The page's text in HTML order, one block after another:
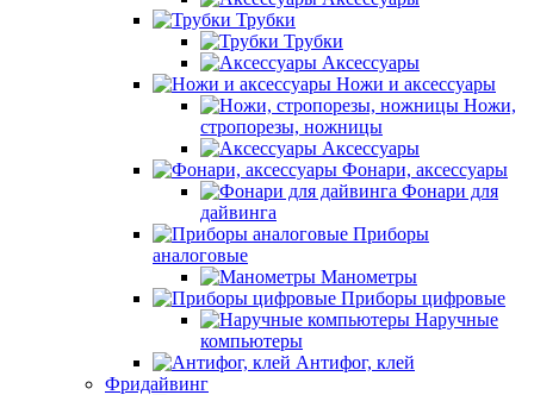
Трубки
Трубки
Аксессуары
Ножи и аксессуары
Ножи,
стропорезы, ножницы
Аксессуары
Фонари, аксессуары
Фонари для
дайвинга
Приборы
аналоговые
Манометры
Приборы цифровые
Наручные
компьютеры
Антифог, клей
Фридайвинг